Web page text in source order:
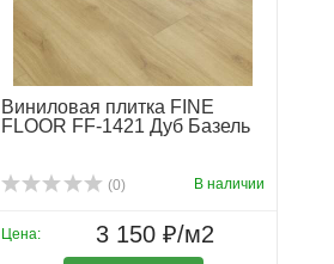
Виниловая плитка FINE
FLOOR FF-1421 Дуб Базель
(0) В наличии
Цена: 3 150 ₽/м2